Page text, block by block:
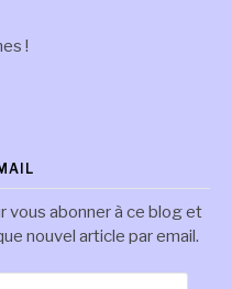
!
vous abonner à ce blog et
nouvel article par email.